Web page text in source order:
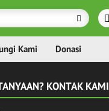
Kami Donasi
KONTAK KAMI